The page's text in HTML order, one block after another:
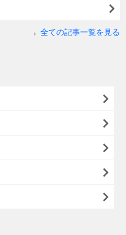
全ての記事一覧を見る